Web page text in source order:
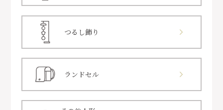
つるし飾り
ランドセル